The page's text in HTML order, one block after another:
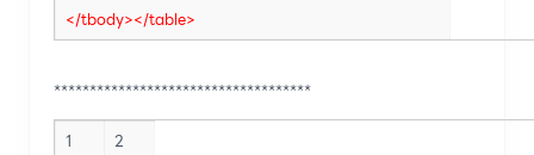
</tbody></table>
************************************
1
2